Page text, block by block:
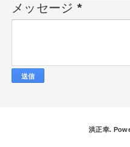
メッセージ *
洪正幸.